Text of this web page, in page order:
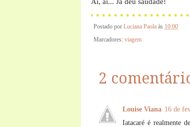
Postado por Luciana Paola às 10:00
Marcadores: viagem
2
Louise Viana 16 de
Iatacaré é realmente